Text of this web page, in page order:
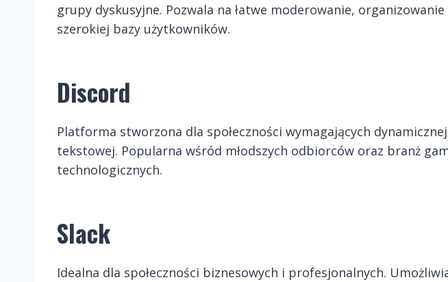
grupy dyskusyjne. Pozwala na łatwe moderowanie,
szerokiej bazy użytkowników.
Discord
Platforma stworzona dla społeczności wymagających
tekstowej. Popularna wśród młodszych odbiorców oraz branż
technologicznych.
Slack
Idealna dla społeczności biznesowych i profesjonalnych.